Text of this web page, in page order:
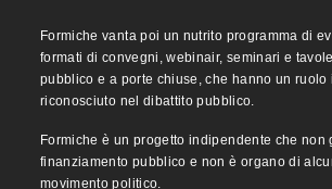
Formiche vanta poi un nutrito programma di
formati di convegni, webinair, seminari e
pubblico e a porte chiuse, che hanno un ruolo
riconosciuto nel dibattito pubblico.
Formiche è un progetto indipendente che non
finanziamento pubblico e non è organo di
movimento politico.